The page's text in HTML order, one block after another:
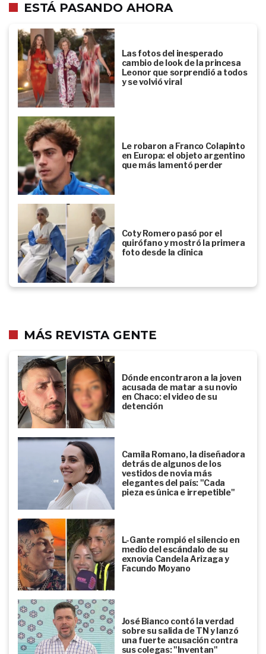
ESTÁ PASANDO AHORA
Las fotos del inesperado
cambio de look de la princesa
Leonor que sorprendió a todos
y se volvió viral
Le robaron a Franco Colapinto
en Europa: el objeto argentino
que más lamentó perder
Coty Romero pasó por el
quirófano y mostró la primera
foto desde la clínica
MÁS REVISTA GENTE
Dónde encontraron a la joven
acusada de matar a su novio
en Chaco: el video de su
detención
Camila Romano, la diseñadora
detrás de algunos de los
vestidos de novia más
elegantes del país: "Cada
pieza es única e irrepetible"
L-Gante rompió el silencio en
medio del escándalo de su
exnovia Candela Arizaga y
Facundo Moyano
José Bianco contó la verdad
sobre su salida de TN y lanzó
una fuerte acusación contra
sus colegas: "Inventan"